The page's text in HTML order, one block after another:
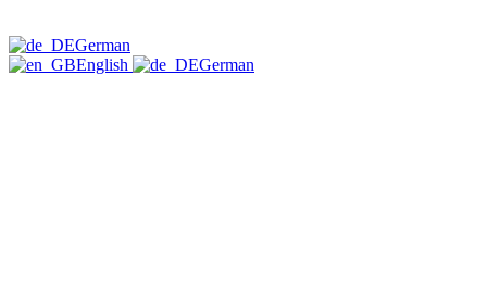
German
English
German